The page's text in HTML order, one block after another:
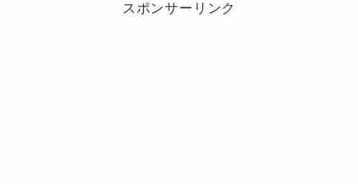
スポンサーリンク